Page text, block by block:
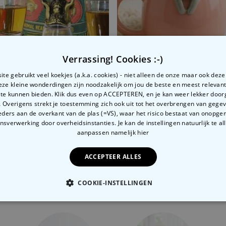
shotglaasjes set van 4
€ 29,99
Mok met Kat
€ 14,99 € 19,99
Bekijk onze andere categorie met ongewone dingen
Verrassing! Cookies :-)
gebruikt veel koekjes (a.k.a. cookies) - niet alleen de onze maar ook
kleine wonderdingen zijn noodzakelijk om jou de beste en meest
kunnen bieden. Klik dus even op ACCEPTEREN, en je kan weer lekker
Overigens strekt je toestemming zich ook uit tot het overbrengen van
aan de overkant van de plas (=VS), waar het risico bestaat van
door overheidsinstanties. Je kan de instellingen natuurlijk te
aanpassen namelijk hier
ACCEPTEER ALLES
COOKIE-INSTELLINGEN